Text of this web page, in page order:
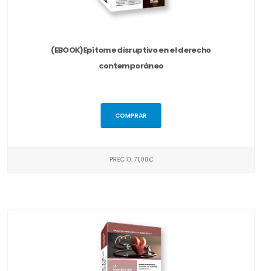
(EBOOK)Epítome disruptivo en el derecho
contemporáneo
COMPRAR
PRECIO: 71,00€